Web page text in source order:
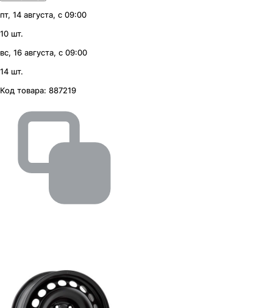
пт, 14 августа, с 09:00
10 шт.
вс, 16 августа, с 09:00
14 шт.
Код товара: 887219